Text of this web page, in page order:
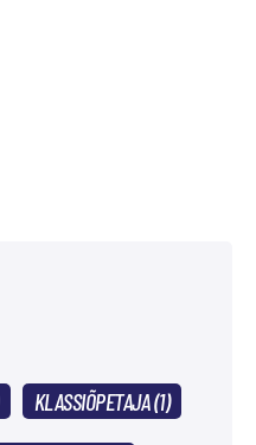
KLASSIÕPETAJA (1)